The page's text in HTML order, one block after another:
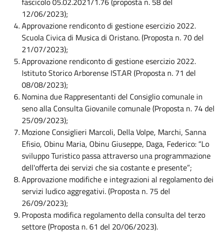
12/06/2023);
Approvazione rendiconto di gestione esercizio 2022.
Scuola Civica di Musica di Oristano. (Proposta n. 70 del
21/07/2023);
Approvazione rendiconto di gestione esercizio 2022.
Istituto Storico Arborense IST.AR (Proposta n. 71 del
08/08/2023);
Nomina due Rappresentanti del Consiglio comunale in
seno alla Consulta Giovanile comunale (Proposta n. 74 del
25/09/2023);
Mozione Consiglieri Marcoli, Della Volpe, Marchi, Sanna
Efisio, Obinu Maria, Obinu Giuseppe, Daga, Federico: “Lo
sviluppo Turistico passa attraverso una programmazione
dell'offerta dei servizi che sia costante e presente”;
Approvazione modifiche e integrazioni al regolamento dei
servizi ludico aggregativi. (Proposta n. 75 del
26/09/2023);
Proposta modifica regolamento della consulta del terzo
settore (Proposta n. 61 del 20/06/2023).